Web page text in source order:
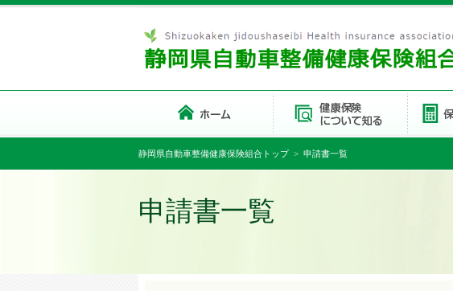
静岡県自動車整備健康保険組合トップ> 申請書一覧
申請書一覧